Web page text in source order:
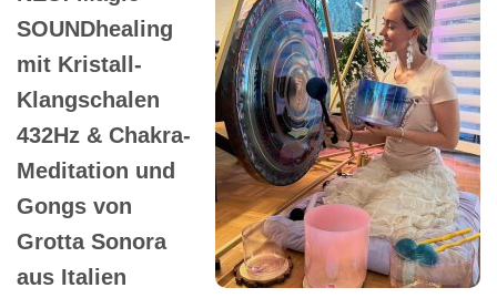
SOUNDhealing
mit Kristall-
Klangschalen
432Hz & Chakra-
Meditation und
Gongs von
Grotta Sonora
aus Italien